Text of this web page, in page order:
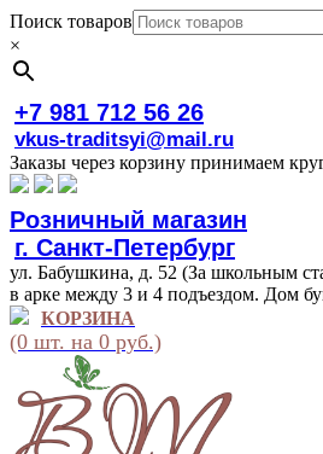
Поиск товаров
×
+7 981 712 56 26
vkus-traditsyi@mail.ru
Заказы через корзину принимаем
Розничный магазин
г. Санкт-Петербург
ул. Бабушкина, д. 52 (За школьным
в арке между 3 и 4 подъездом. Дом
КОРЗИНА
(0 шт. на 0 руб.)